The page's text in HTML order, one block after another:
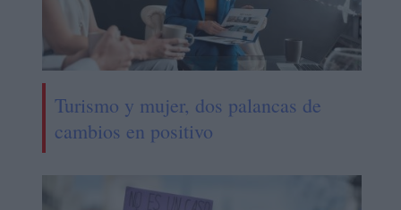
Turismo y mujer, dos palancas de
cambios en positivo